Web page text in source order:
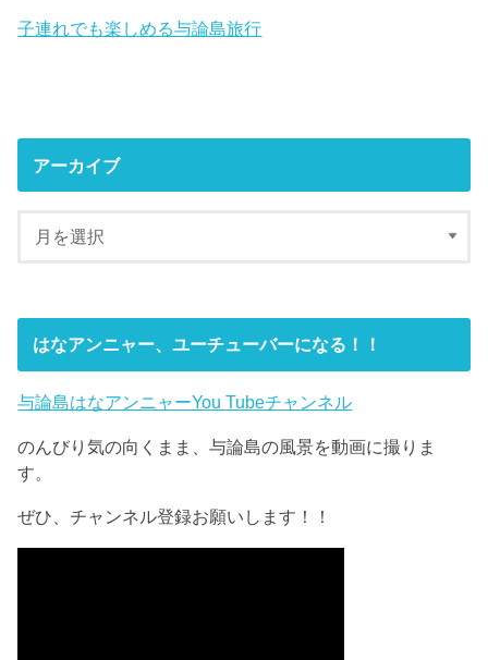
子連れでも楽しめる与論島旅行
アーカイブ
はなアンニャー、ユーチューバーになる！！
与論島はなアンニャーYou Tubeチャンネル
のんびり気の向くまま、与論島の風景を動画に撮りま
す。
ぜひ、チャンネル登録お願いします！！